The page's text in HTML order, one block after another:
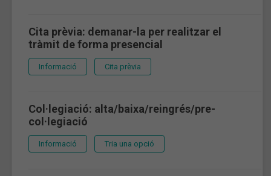
Cita prèvia: demanar-la per realitzar el
tràmit de forma presencial
Informació Cita prèvia
Col·legiació: alta/baixa/reingrés/pre-
col·legiació
Informació Tria una opció